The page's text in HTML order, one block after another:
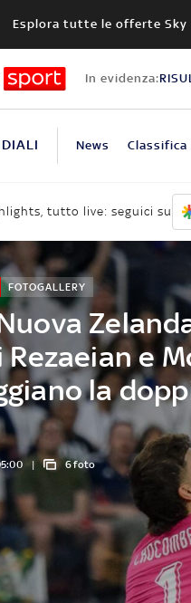
Esplora tutte le offerte Sky
In evidenza:
News Classifica
tutto live: seguici su
Rezaeian e
la
FOTOGALLERY
6 foto